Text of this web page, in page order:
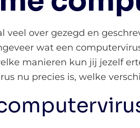
veel over gezegd en
wat een
manieren kun jij jezelf
nu precies is, welke